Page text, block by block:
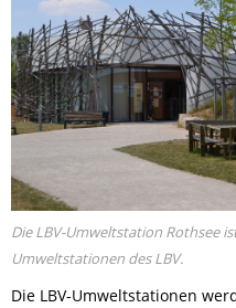
Die LBV-Umweltstation Rothsee
Umweltstationen des LBV.
Die LBV-Umweltstationen